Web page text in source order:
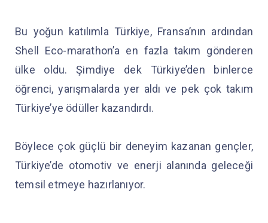
Bu yoğun katılımla Türkiye, Fransa’nın ardından
Shell Eco-marathon’a en fazla takım gönderen
ülke oldu. Şimdiye dek Türkiye’den binlerce
öğrenci, yarışmalarda yer aldı ve pek çok takım
Türkiye’ye ödüller kazandırdı.
Böylece çok güçlü bir deneyim kazanan gençler,
Türkiye’de otomotiv ve enerji alanında geleceği
temsil etmeye hazırlanıyor.